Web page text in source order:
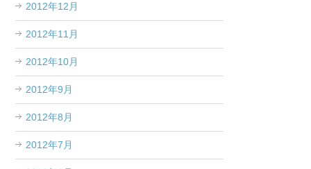
2012年12月
2012年11月
2012年10月
2012年9月
2012年8月
2012年7月